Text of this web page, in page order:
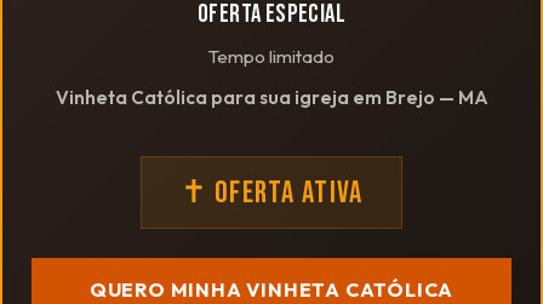
OFERTA ESPECIAL
Tempo limitado
Vinheta Católica para sua igreja em Brejo — MA
✝ OFERTA ATIVA
QUERO MINHA VINHETA CATÓLICA